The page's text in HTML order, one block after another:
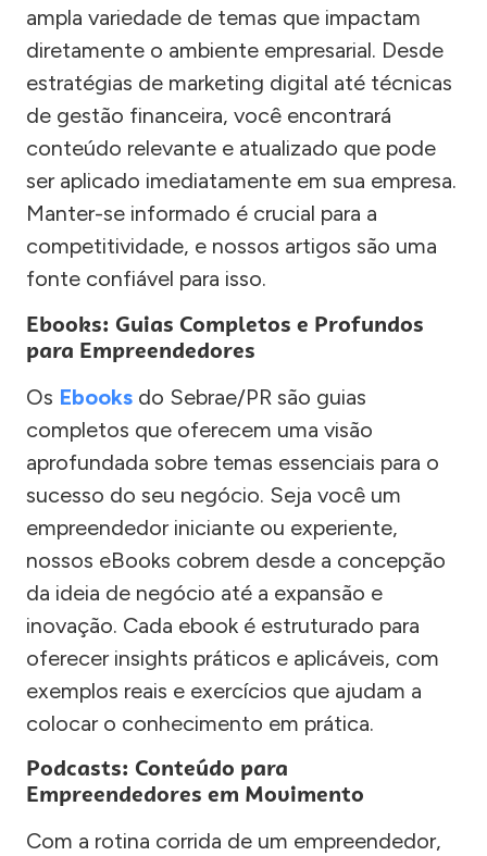
ampla variedade de temas que impactam
diretamente o ambiente empresarial. Desde
estratégias de marketing digital até técnicas
de gestão financeira, você encontrará
conteúdo relevante e atualizado que pode
ser aplicado imediatamente em sua empresa.
Manter-se informado é crucial para a
competitividade, e nossos artigos são uma
fonte confiável para isso.
Ebooks: Guias Completos e Profundos
para Empreendedores
Os Ebooks do Sebrae/PR são guias
completos que oferecem uma visão
aprofundada sobre temas essenciais para o
sucesso do seu negócio. Seja você um
empreendedor iniciante ou experiente,
nossos eBooks cobrem desde a concepção
da ideia de negócio até a expansão e
inovação. Cada ebook é estruturado para
oferecer insights práticos e aplicáveis, com
exemplos reais e exercícios que ajudam a
colocar o conhecimento em prática.
Podcasts: Conteúdo para
Empreendedores em Movimento
Com a rotina corrida de um empreendedor,